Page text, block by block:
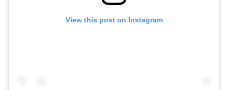
View this post on Instagram